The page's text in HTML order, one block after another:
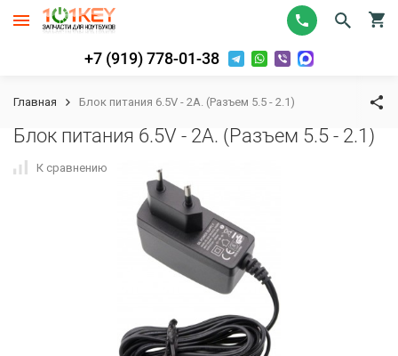
+7 (919) 778-01-38
Главная Блок питания 6.5V - 2A. (Разъем 5.5 - 2.1)
Блок питания 6.5V - 2A. (Разъем 5.5 - 2.1)
К сравнению В избранное